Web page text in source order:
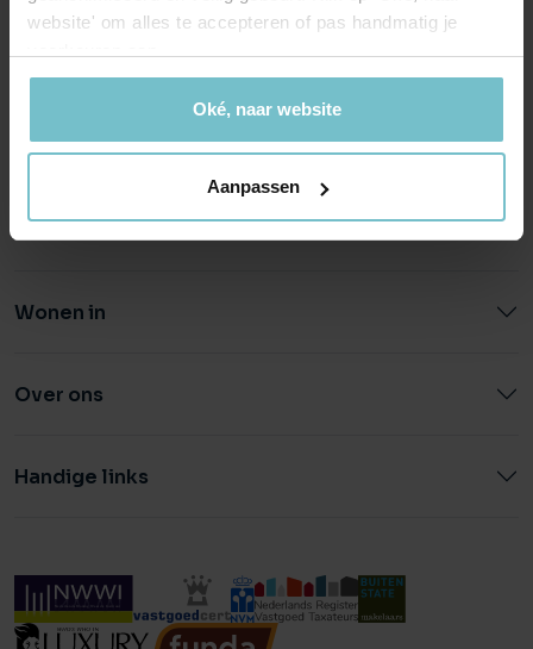
website' om alles te accepteren of pas handmatig je
Oké, naar website
Aanpassen
Hoofdstraat 155
5706 AL Helmond
Aalsterweg 134c
5615 CJ Eindhoven
eindhoven@heuvel.nl
Wonen in
Over ons
Handige links